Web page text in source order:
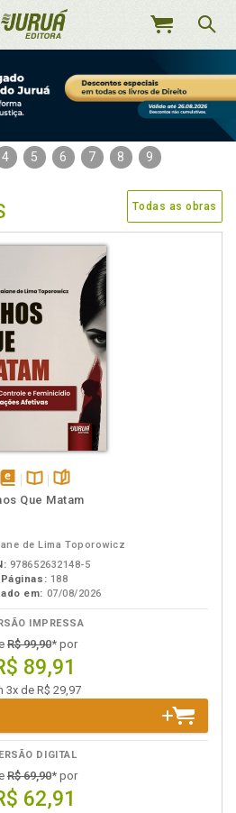
MEU
4 5 6 7 8 9
Todas as obras
Disponível
páginas
Que Matam
de Lima Toporowicz
978652632148-5
Páginas: 188
em: 07/08/2026
IMPRESSA
R$ 99,90* por
89,91
3x de R$ 29,97
DIGITAL
R$ 69,90* por
62,91